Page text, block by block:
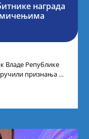
награда
Владе Републике
признања У